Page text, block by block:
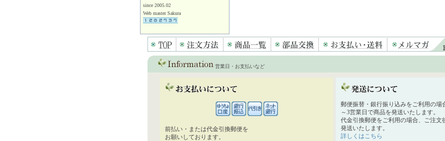
since 2005.02
Web master Sakura
営業日・お支払いなど
前払い・または代金引換郵便を
お願いしております。
郵便振替・銀行振り込みをご利用の場
～3営業日で商品を発送いたします。
代金引換郵便をご利用の場合、ご注文
発送いたします。
詳しくはこちら